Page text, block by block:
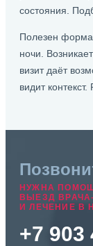
состояния.
Полезен
ночи.
визит даёт
видит
НУЖНА
ВЫЕЗД
И ЛЕЧЕНИЕ В
+7 903